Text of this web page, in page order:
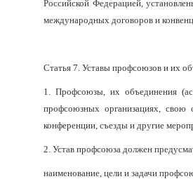
Российской Федерацией,
международных договоров и
Статья 7. Уставы профсоюзов и их
1. Профсоюзы, их объединения
профсоюзных организациях, свою
конференции, съезды и другие
2. Устав профсоюза должен
наименование, цели и задачи